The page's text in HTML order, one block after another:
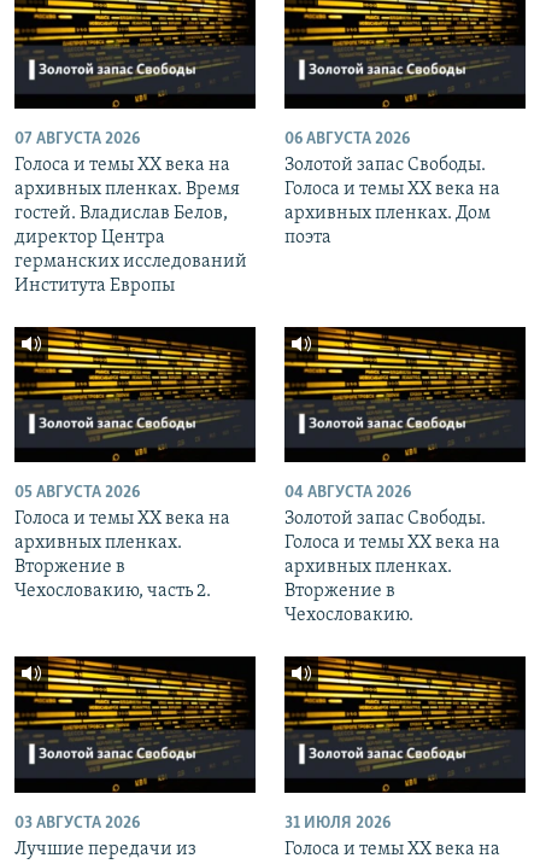
07 АВГУСТА 2026
Голоса и темы XX века на
архивных пленках. Время
гостей. Владислав Белов,
директор Центра
германских исследований
Института Европы
06 АВГУСТА 2026
Золотой запас Свободы.
Голоса и темы XX века на
архивных пленках. Дом
поэта
05 АВГУСТА 2026
Голоса и темы XX века на
архивных пленках.
Вторжение в
Чехословакию, часть 2.
04 АВГУСТА 2026
Золотой запас Свободы.
Голоса и темы XX века на
архивных пленках.
Вторжение в
Чехословакию.
03 АВГУСТА 2026
Лучшие передачи из
31 ИЮЛЯ 2026
Голоса и темы XX века на